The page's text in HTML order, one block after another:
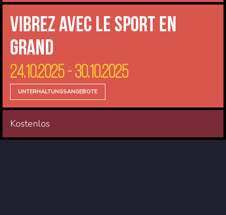
Vibrez avec le sport en
Grand
24.10.2025 - 30.10.2025
UNTERHALTUNGSANGEBOTE
Kostenlos